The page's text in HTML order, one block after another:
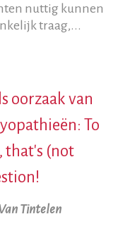
nuttig kunnen
traag,...
oorzaak van
To
that's (not
Tintelen